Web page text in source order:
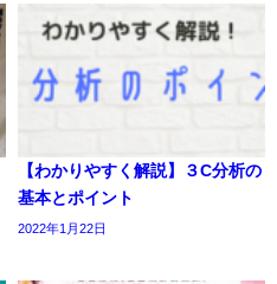
【わかりやすく解説】３C分析の
基本とポイント
2022年1月22日